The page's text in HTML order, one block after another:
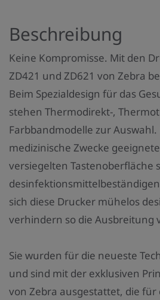
n
z
a
h
l
:
Beschreibung
Keine Kompromisse. Mit den
ZD421 und ZD621 von Zebra
Beim Spezialdesign für das
stehen Thermodirekt-,
Farbbandmodelle zur
medizinische Zwecke
versiegelten Tastenoberfläche
sich diese Drucker mühelos
verhindern so die Ausbreitung
Sie wurden für die neueste
und sind mit der exklusiven
von Zebra ausgestattet, die für